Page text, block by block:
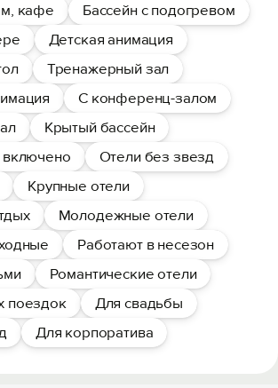
кафе
Бассейн с подогревом
Детская анимация
Тренажерный зал
С конференц-залом
Крытый бассейн
включено
Отели без звезд
Крупные отели
Молодежные отели
Работают в несезон
Романтические отели
поездок
Для свадьбы
Для корпоратива